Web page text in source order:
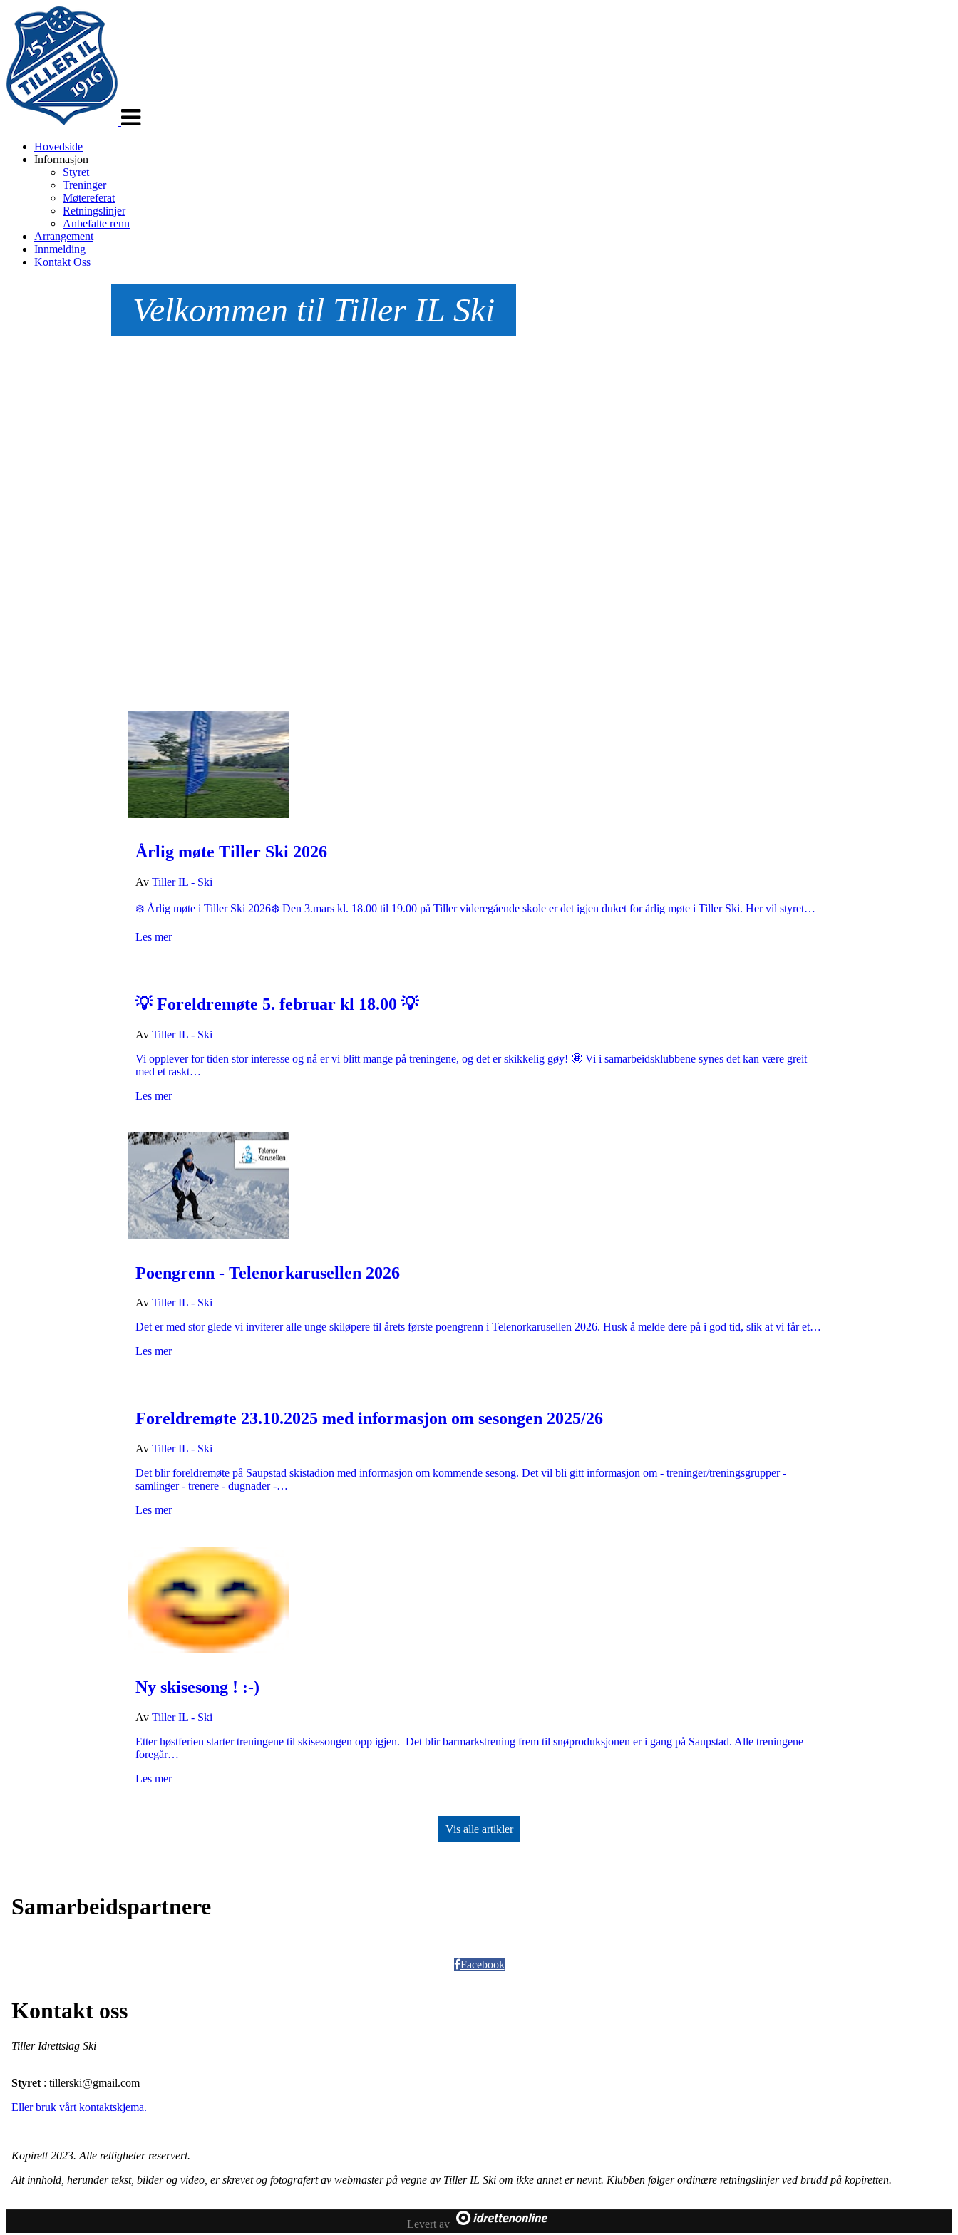
Hovedside
Informasjon
Styret
Treninger
Møtereferat
Retningslinjer
Anbefalte renn
Arrangement
Innmelding
Kontakt Oss
Velkommen til Tiller IL Ski
Årlig møte Tiller Ski 2026
Av Tiller IL - Ski
❄️ Årlig møte i Tiller Ski 2026❄️ Den 3.mars kl. 18.00 til 19.00 på Tiller videregående skole er det igjen duket for årlig møte i Tiller Ski. Her vil styret…
Les mer
💡 Foreldremøte 5. februar kl 18.00 💡
Av Tiller IL - Ski
Vi opplever for tiden stor interesse og nå er vi blitt mange på treningene, og det er skikkelig gøy! 🤩 Vi i samarbeidsklubbene synes det kan være greit
med et raskt…
Les mer
Poengrenn - Telenorkarusellen 2026
Av Tiller IL - Ski
Det er med stor glede vi inviterer alle unge skiløpere til årets første poengrenn i Telenorkarusellen 2026. Husk å melde dere på i god tid, slik at vi får et…
Les mer
Foreldremøte 23.10.2025 med informasjon om sesongen 2025/26
Av Tiller IL - Ski
Det blir foreldremøte på Saupstad skistadion med informasjon om kommende sesong. Det vil bli gitt informasjon om - treninger/treningsgrupper -
samlinger - trenere - dugnader -…
Les mer
Ny skisesong ! :-)
Av Tiller IL - Ski
Etter høstferien starter treningene til skisesongen opp igjen. Det blir barmarkstrening frem til snøproduksjonen er i gang på Saupstad. Alle treningene
foregår…
Les mer
Vis alle artikler
Samarbeidspartnere
Facebook
Kontakt oss
Tiller Idrettslag Ski
Styret : tillerski@gmail.com
Eller bruk vårt kontaktskjema.
Kopirett 2023. Alle rettigheter reservert.
Alt innhold, herunder tekst, bilder og video, er skrevet og fotografert av webmaster på vegne av Tiller IL Ski om ikke annet er nevnt. Klubben følger ordinære retningslinjer ved brudd på kopiretten.
Levert av